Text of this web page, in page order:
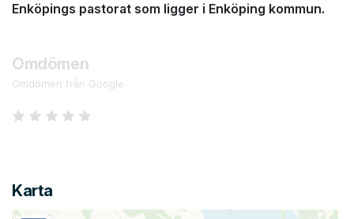
Enköpings pastorat som ligger i Enköping kommun.
Omdömen
Omdömen från Google
Karta